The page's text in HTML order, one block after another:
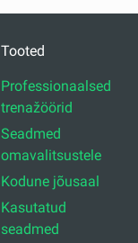
Tooted
Professionaalsed
trenažöörid
Seadmed
omavalitsustele
Kodune jõusaal
Kasutatud
seadmed